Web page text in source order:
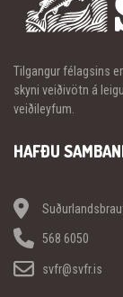
Tilgangur félagsins
skyni veiðivötn á
veiðileyfum.
HAFÐU
568 6050
svfr@svfr.is